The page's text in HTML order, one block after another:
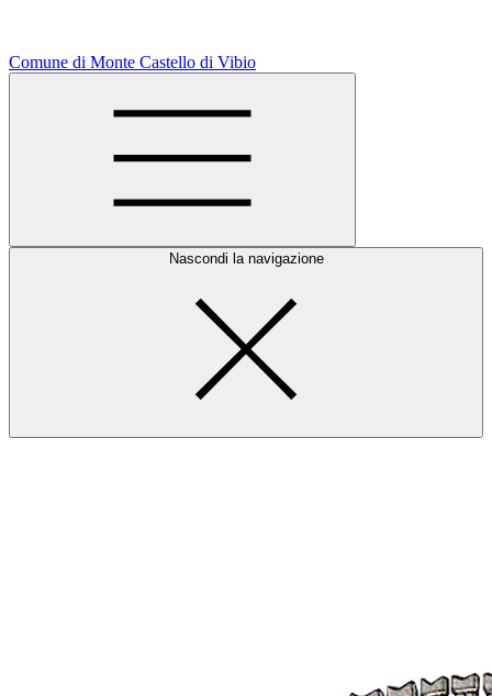
Comune di Monte Castello di Vibio
Nascondi la navigazione